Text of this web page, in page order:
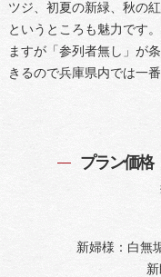
ツジ、初夏の新緑、秋の
というところも魅力です
ますが「参列者無し」が
きるので兵庫県内では一
プラン価
新婦様：白無